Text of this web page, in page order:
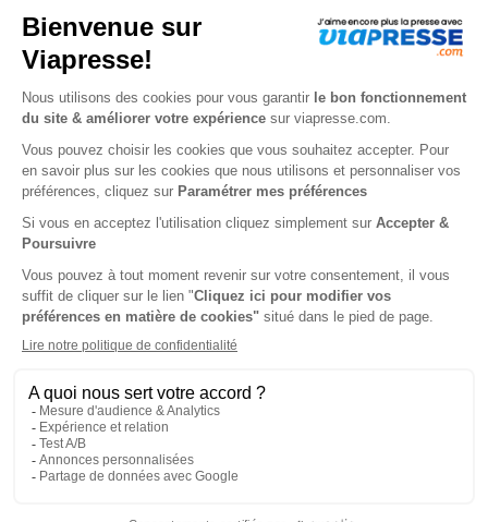
-50%
Abonnement Durée libre
Papier + Version digitale offerte
2€95 Tarif Kiosque : 5€ 90
Prix par n° pendant 6 mois, puis 3,90 € par n°
Tarif France métropolitaine
Présentation du magazine Society
Abonnement Society : le quinzomadaire
de société en toute liberté
Présentation du magazine Society
Society est le magazine de société de référence, publié
toutes les deux semaines. Son credo ? Raconter le monde